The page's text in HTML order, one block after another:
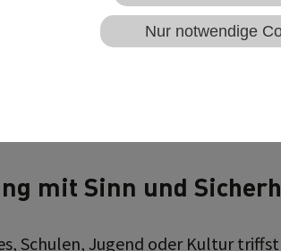
Nur notwendige
mit Sinn und
Schulen, Jugend oder Kultur